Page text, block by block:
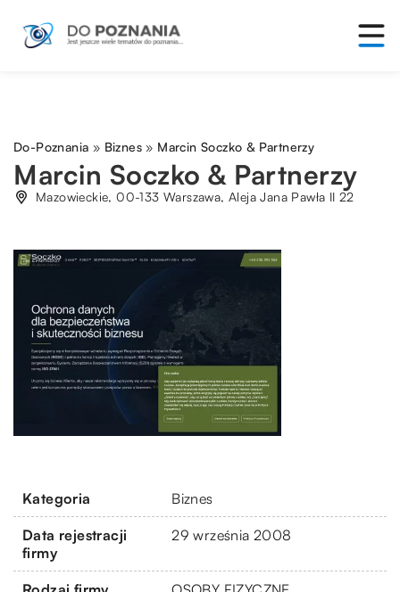
Do-Poznania » Biznes » Marcin Soczko & Partnerzy
Marcin Soczko & Partnerzy
Mazowieckie, 00-133 Warszawa, Aleja Jana Pawła II 22
Kategoria Biznes
Data rejestracji
firmy
29 września 2008